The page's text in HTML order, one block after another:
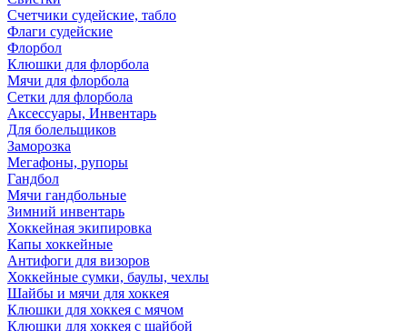
Счетчики судейские, табло
Флаги судейские
Флорбол
Клюшки для флорбола
Мячи для флорбола
Сетки для флорбола
Аксессуары, Инвентарь
Для болельщиков
Заморозка
Мегафоны, рупоры
Гандбол
Мячи гандбольные
Зимний инвентарь
Хоккейная экипировка
Капы хоккейные
Антифоги для визоров
Хоккейные сумки, баулы, чехлы
Шайбы и мячи для хоккея
Клюшки для хоккея с мячом
Клюшки для хоккея с шайбой